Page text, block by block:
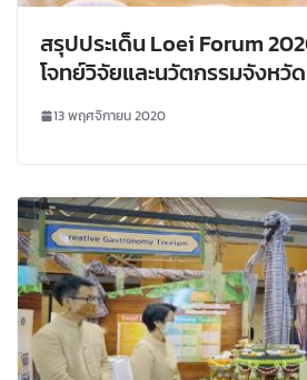
สรุปประเด็น Loei Forum
โจทย์วิจัยและนวัตกรรมจังหวั
13 พฤศจิกายน 2020